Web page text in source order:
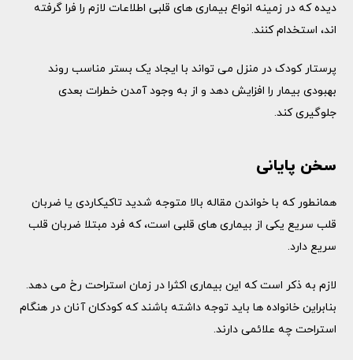
دیده که در زمینه انواع بیماری های قلبی اطلاعات لازم را فرا گرفته‌
اند، استخدام کنند.
پرستار کودک در منزل می تواند با ایجاد یک بستر مناسب روند
بهبودی بیمار را افزایش دهد و از به وجود آمدن خطرات بعدی
جلوگیری کند.
سخن پایانی
همانطور که با خواندن مقاله بالا متوجه شدید تاکیکاردی یا ضربان
قلب سریع یکی از بیماری ‌های قلبی است، که فرد مبتلا ضربان قلب
سریع دارد.
لازم به ذکر است که این بیماری اکثرا در زمان استراحت رخ می ‌دهد.
بنابراین خانواده ها باید توجه داشته باشند که کودکان آنان در هنگام
استراحت چه علائمی دارند.